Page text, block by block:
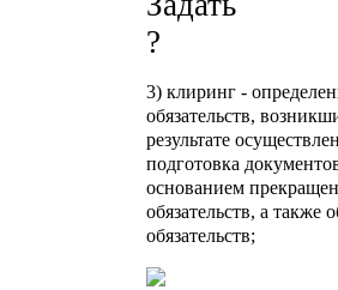
3) клиринг -
обязательств,
результате
подготовка
основанием
обязательств, а также
обязательств;